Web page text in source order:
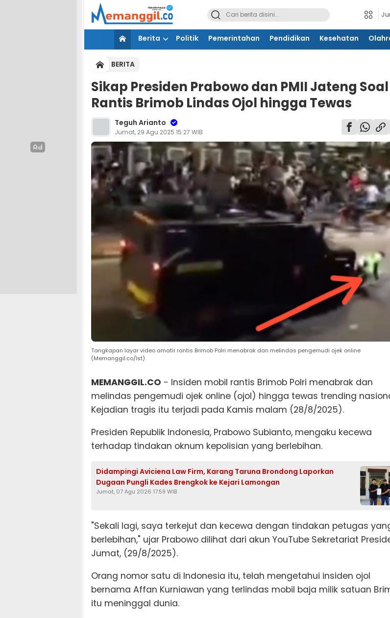
Berita Politik Pemerintahan Pendidikan Kesehatan
BERITA
Sikap Presiden Prabowo dan PMII Jateng Soal
Rantis Brimob Lindas Ojol hingga Tewas
Teguh Arianto
Jumat, 29 Agu 2025 15:27 WIB
Tangkapan layar video amatir rantis Brimob Polri menabrak dan melindas pengemudi ojek online
(Memanggil.co/Ist)
MEMANGGIL.CO - Insiden mobil rantis Brimob Polri menabrak dan
melindas pengemudi ojek online (ojol) hingga tewas trending
Kejadian tragis itu terjadi pada Kamis malam (28/8/2025).
Presiden Republik Indonesia, Prabowo Subianto, mengaku kecewa
terhadap tindakan oknum kepolisian yang berlebihan.
Didampingi Aviciena Law Firm, Karang Taruna Brondong Laporkan
Dugaan Pungli Kades Brengkok ke Kejari Lamongan
Jumat, 07 Agu 2026 17:59 WIB
"Sekali lagi, saya terkejut dan kecewa dengan tindakan petugas
berlebihan," ujar Prabowo dilihat dari akun YouTube Sekretariat
Jumat, (29/8/2025).
Orang nomor satu di Indonesia itu, telah mengetahui insiden ojol
bernama Affan Kurniawan yang terlindas mobil baja milik satuan
itu meninggal dunia.